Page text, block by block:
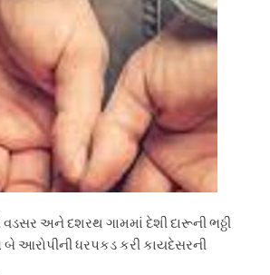
વડસર અને દશરથ ગામમાં દેશી દારૂની ભઠ્ઠી
બે આરોપીની ધરપકડ કરી કાયદેસરની